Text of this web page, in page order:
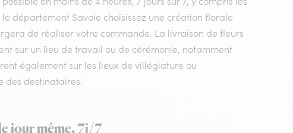
département Savoie choisissez une création florale
de réaliser votre commande. La livraison de fleurs
sur un lieu de travail ou de cérémonie, notamment
également sur les lieux de villégiature ou
des destinataires.
jour même, 7j/7